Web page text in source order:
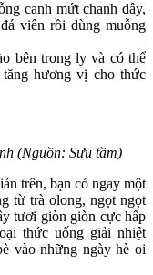
canh mứt chanh dây,
viên rồi dùng muỗng
bên trong ly và có thể
hương vị cho thức
(Nguồn: Sưu tầm)
trên, bạn có ngay một
từ trà olong, ngọt ngọt
tươi giòn giòn cực hấp
thức uống giải nhiệt
vào những ngày hè oi